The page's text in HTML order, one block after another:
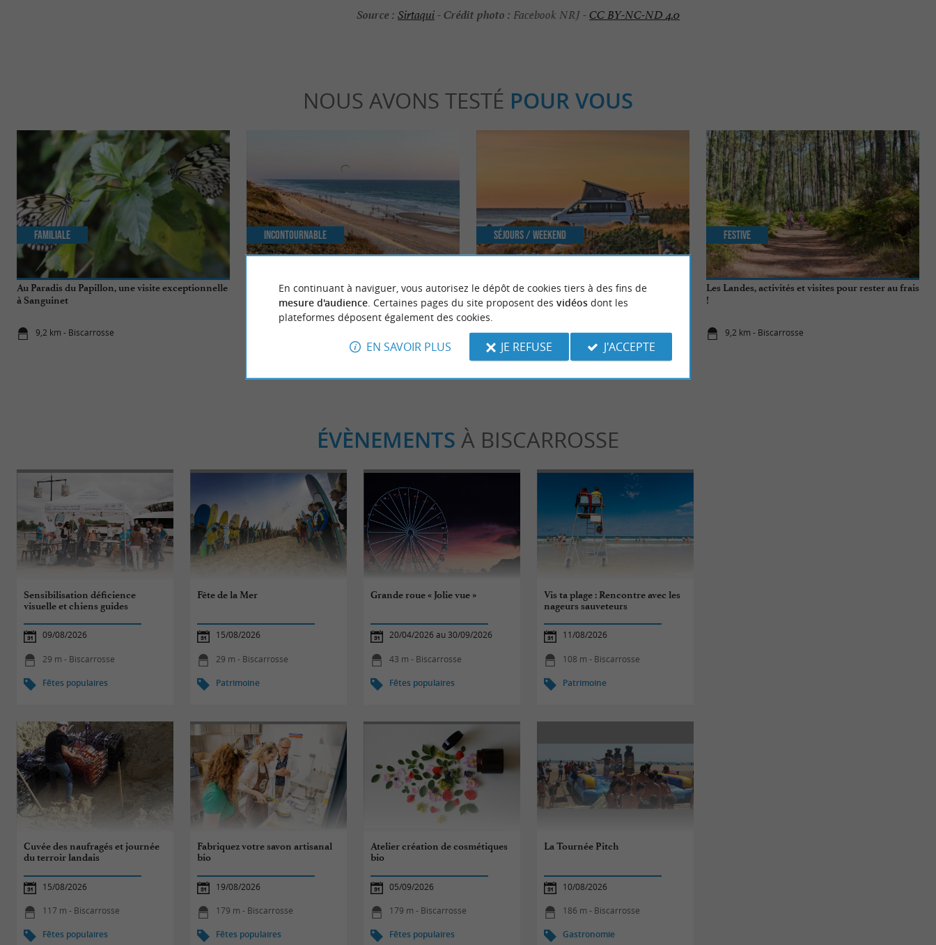
Source : Sirtaqui-Crédit photo : Facebook NRJ -CC BY-NC-ND 4.0
NOUS AVONS TESTÉ POUR VOUS
Au Paradis du Papillon, une visite exceptionnelle
à Sanguinet
9,2 km - Biscarrosse
Familiale
Top 10 des choses incontournables à faire à
Biscarrosse
Incontournable
La Van Life dans les Landes
9,2 km - Biscarrosse
Séjours / Weekend
Les Landes, activités et visites pour rester au frais
!
9,2 km - Biscarrosse
Festive
ÉVÈNEMENTS À BISCARROSSE
Sensibilisation déficience
visuelle et chiens guides
09/08/2026
29 m - Biscarrosse
Fêtes populaires
Fête de la Mer
15/08/2026
29 m - Biscarrosse
Patrimoine
Grande roue « Jolie vue »
20/04/2026 au 30/09/2026
43 m - Biscarrosse
Fêtes populaires
Vis ta plage : Rencontre avec les
nageurs sauveteurs
11/08/2026
108 m - Biscarrosse
Patrimoine
Cuvée des naufragés et journée
du terroir landais
15/08/2026
117 m - Biscarrosse
Fêtes populaires
Fabriquez votre savon artisanal
bio
19/08/2026
179 m - Biscarrosse
Fêtes populaires
Atelier création de cosmétiques
bio
05/09/2026
179 m - Biscarrosse
Fêtes populaires
La Tournée Pitch
10/08/2026
186 m - Biscarrosse
Gastronomie
En continuant à naviguer, vous autorisez le dépôt de cookies tiers à des fins de
mesure d'audience. Certaines pages du site proposent des vidéosdont les
plateformes déposent également des cookies.
EN SAVOIR PLUS JE REFUSE J'ACCEPTE